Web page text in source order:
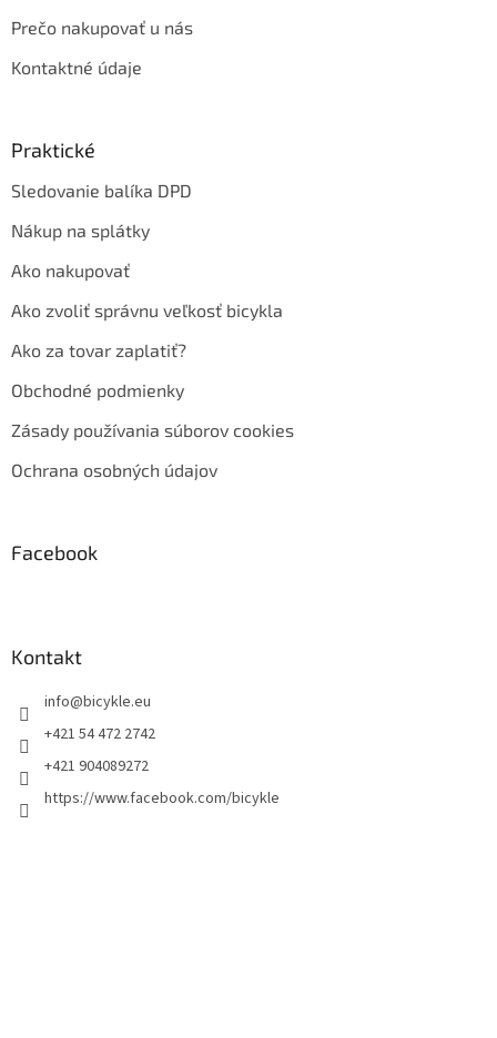
Prečo nakupovať u nás
Kontaktné údaje
Praktické
Sledovanie balíka DPD
Nákup na splátky
Ako nakupovať
Ako zvoliť správnu veľkosť bicykla
Ako za tovar zaplatiť?
Obchodné podmienky
Zásady používania súborov cookies
Ochrana osobných údajov
Facebook
Kontakt
info@bicykle.eu
+421 54 472 2742
+421 904089272
https://www.facebook.com/bicykle